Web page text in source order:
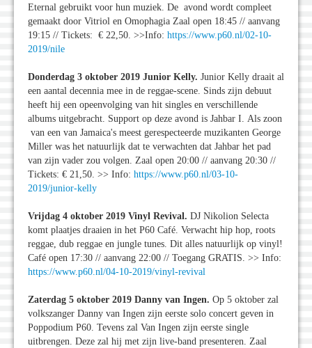
Eternal gebruikt voor hun muziek. De avond wordt compleet
gemaakt door Vitriol en Omophagia Zaal open 18:45 // aanvang
19:15 // Tickets: € 22,50. >>Info: https://www.p60.nl/02-10-
2019/nile
Donderdag 3 oktober 2019 Junior Kelly. Junior Kelly draait al
een aantal decennia mee in de reggae-scene. Sinds zijn debuut
heeft hij een opeenvolging van hit singles en verschillende
albums uitgebracht. Support op deze avond is Jahbar I. Als zoon
van een van Jamaica's meest gerespecteerde muzikanten George
Miller was het natuurlijk dat te verwachten dat Jahbar het pad
van zijn vader zou volgen. Zaal open 20:00 // aanvang 20:30 //
Tickets: € 21,50. >> Info: https://www.p60.nl/03-10-
2019/junior-kelly
Vrijdag 4 oktober 2019 Vinyl Revival. DJ Nikolion Selecta
komt plaatjes draaien in het P60 Café. Verwacht hip hop, roots
reggae, dub reggae en jungle tunes. Dit alles natuurlijk op vinyl!
Café open 17:30 // aanvang 22:00 // Toegang GRATIS. >> Info:
https://www.p60.nl/04-10-2019/vinyl-revival
Zaterdag 5 oktober 2019 Danny van Ingen. Op 5 oktober zal
volkszanger Danny van Ingen zijn eerste solo concert geven in
Poppodium P60. Tevens zal Van Ingen zijn eerste single
uitbrengen. Deze zal hij met zijn live-band presenteren. Zaal